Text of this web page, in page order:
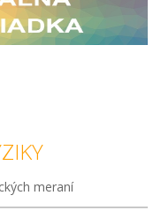
meraní